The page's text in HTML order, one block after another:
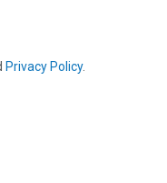
Privacy Policy.